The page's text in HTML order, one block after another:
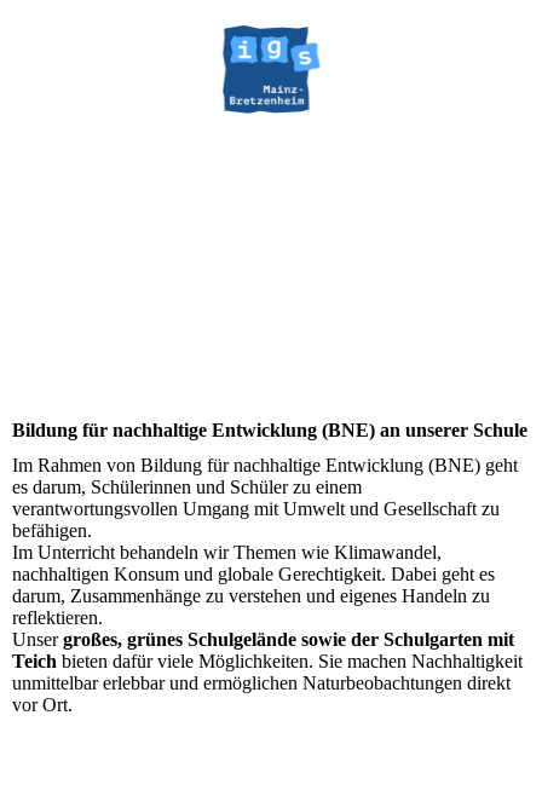
Bildung für nachhaltige Entwicklung (BNE) an unserer Schule
Im Rahmen von Bildung für nachhaltige Entwicklung (BNE) geht
es darum, Schülerinnen und Schüler zu einem
verantwortungsvollen Umgang mit Umwelt und Gesellschaft zu
befähigen.
Im Unterricht behandeln wir Themen wie Klimawandel,
nachhaltigen Konsum und globale Gerechtigkeit. Dabei geht es
darum, Zusammenhänge zu verstehen und eigenes Handeln zu
reflektieren.
Unsergroßes, grünes Schulgelände sowie der Schulgarten mit
Teich bieten dafür viele Möglichkeiten. Sie machen Nachhaltigkeit
unmittelbar erlebbar und ermöglichen Naturbeobachtungen direkt
vor Ort.